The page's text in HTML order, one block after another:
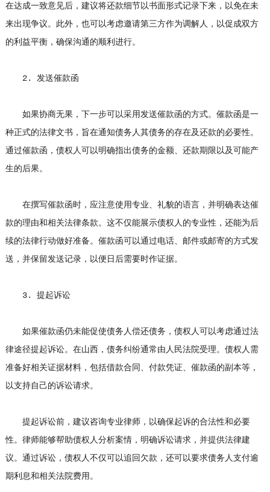
在达成一致意见后，建议将还款细节以书面形式记录下来，以免在未
来出现争议。此外，也可以考虑邀请第三方作为调解人，以促成双方
的利益平衡，确保沟通的顺利进行。
2. 发送催款函
如果协商无果，下一步可以采用发送催款函的方式。催款函是一
种正式的法律文书，旨在通知债务人其债务的存在及还款的必要性。
通过催款函，债权人可以明确指出债务的金额、还款期限以及可能产
生的后果。
在撰写催款函时，应注意使用专业、礼貌的语言，并明确表达催
款的理由和相关法律条款。这不仅能展示债权人的专业性，还能为后
续的法律行动做好准备。催款函可以通过电话、邮件或邮寄的方式发
送，并保留发送记录，以便日后需要时作证据。
3. 提起诉讼
如果催款函仍未能促使债务人偿还债务，债权人可以考虑通过法
律途径提起诉讼。在山西，债务纠纷通常由人民法院受理。债权人需
准备好相关证据材料，包括借款合同、付款凭证、催款函的副本等，
以支持自己的诉讼请求。
提起诉讼前，建议咨询专业律师，以确保起诉的合法性和必要
性。律师能够帮助债权人分析案情，明确诉讼请求，并提供法律建
议。通过诉讼，债权人不仅可以追回欠款，还可以要求债务人支付逾
期利息和相关法院费用。